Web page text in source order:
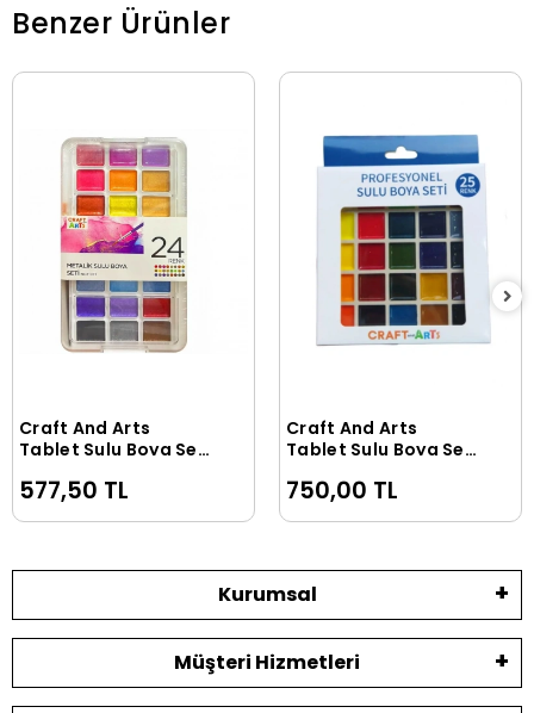
Benzer Ürünler
Sepete Ekle
Craft And Arts
Tablet Sulu Boya Seti
Renk x 30 mm.
577,50 TL
Sepete Ekle
Craft And Arts
Tablet Sulu Boya Seti
750,00 TL
Kurumsal
Müşteri Hizmetleri